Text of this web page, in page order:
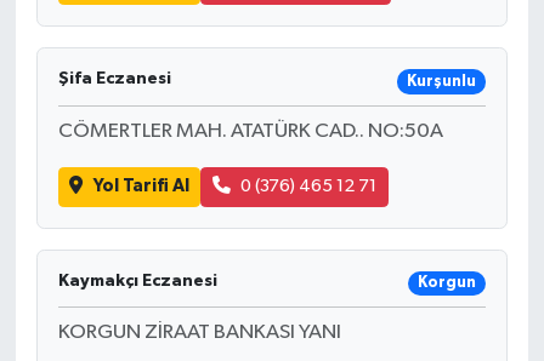
Şifa Eczanesi Kurşunlu
CÖMERTLER MAH. ATATÜRK CAD.. NO:50A
Yol Tarifi Al 0 (376) 465 12 71
Kaymakçı Eczanesi Korgun
KORGUN ZİRAAT BANKASI YANI